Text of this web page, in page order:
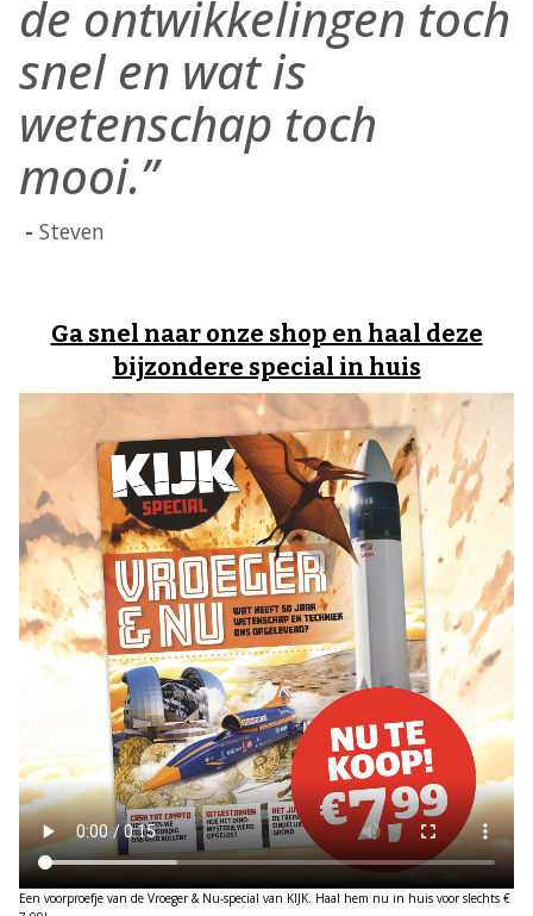
de ontwikkelingen toch
snel en wat is
wetenschap toch
mooi.”
Steven
Ga snel naar onze shop en haal deze
bijzondere special in huis
Een voorproefje van de Vroeger & Nu-special van KIJK. Haal hem nu in huis voor slechts €